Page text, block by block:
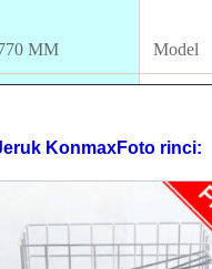
MM Model
110V-220V, 50-
KonmaxFoto rinci: